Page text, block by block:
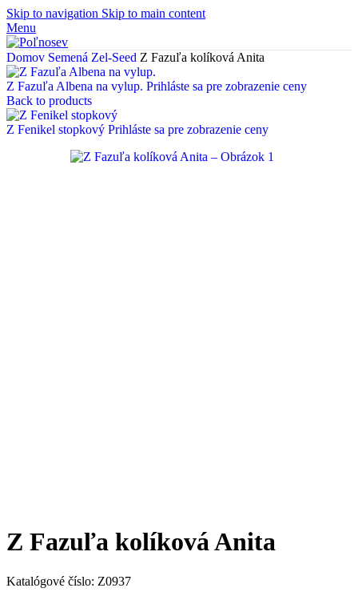
Skip to navigation Skip to main content
Menu
Domov Semená Zel-Seed Z Fazuľa kolíková Anita
Z Fazuľa Albena na vylup. Prihláste sa pre zobrazenie ceny
Back to products
Z Fenikel stopkový Prihláste sa pre zobrazenie ceny
Z Fazuľa kolíková Anita
Katalógové číslo: Z0937